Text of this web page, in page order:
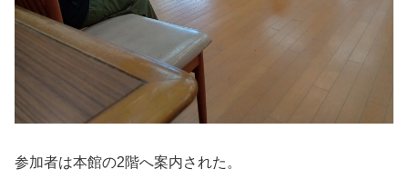
参加者は本館の2階へ案内された。